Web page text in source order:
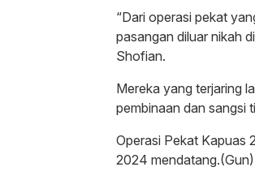
“Dari operasi pekat
pasangan diluar nikah
Shofian.
Mereka yang terjaring
pembinaan dan sangsi
Operasi Pekat Kapuas
2024 mendatang.(Gun)